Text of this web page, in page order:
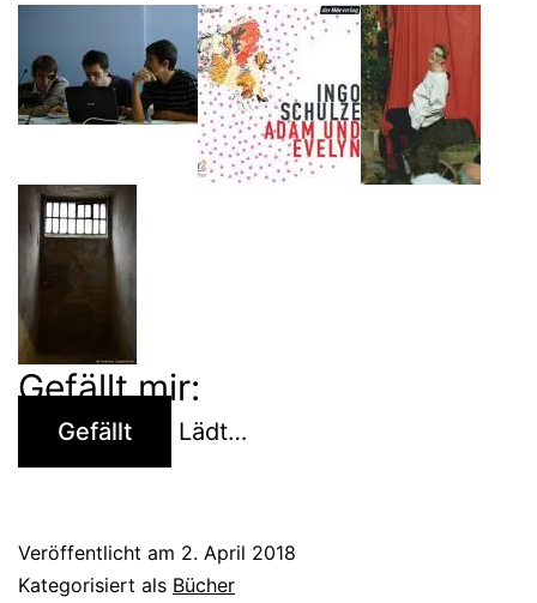
analysiert
Träume
Enttäuschungen
der
Wendegeneration
Gefällt mir:
Gefällt Lädt…
Veröffentlicht am 2. April 2018
Kategorisiert als Bücher